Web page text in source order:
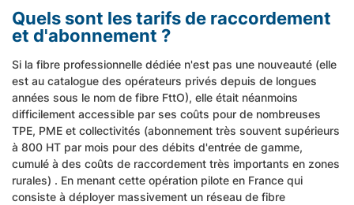
Quels sont les tarifs de raccordement
et d'abonnement ?
Si la fibre professionnelle dédiée n'est pas une nouveauté (elle
est au catalogue des opérateurs privés depuis de longues
années sous le nom de fibre FttO), elle était néanmoins
difficilement accessible par ses coûts pour de nombreuses
TPE, PME et collectivités (abonnement très souvent supérieurs
à 800 HT par mois pour des débits d'entrée de gamme,
cumulé à des coûts de raccordement très importants en zones
rurales) . En menant cette opération pilote en France qui
consiste à déployer massivement un réseau de fibre